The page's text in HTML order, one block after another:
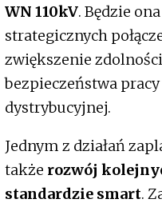
WN 110kV. Będzie
strategicznych
zwiększenie
bezpieczeństwa
dystrybucyjnej.
Jednym z działań
także rozwój
standardzie smart.